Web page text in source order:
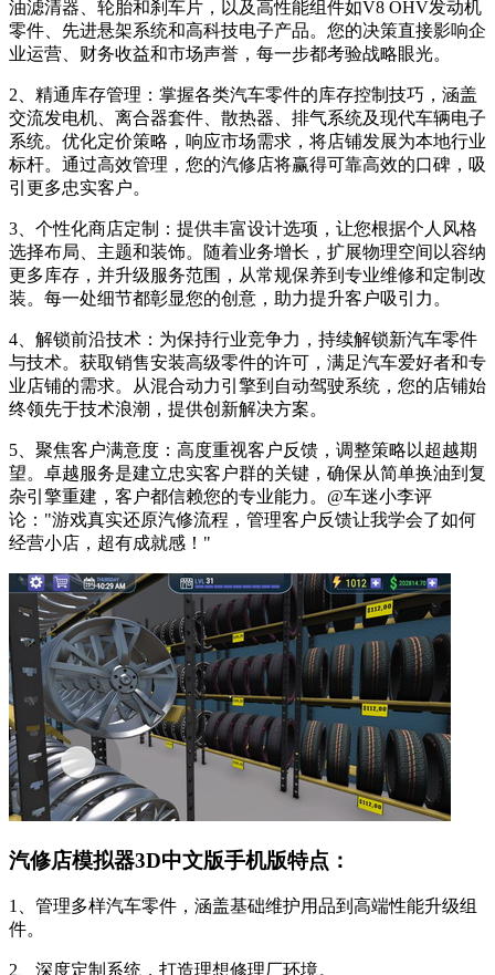
油滤清器、轮胎和刹车片，以及高性能组件如V8 OHV发动机
零件、先进悬架系统和高科技电子产品。您的决策直接影响企
业运营、财务收益和市场声誉，每一步都考验战略眼光。
2、精通库存管理：掌握各类汽车零件的库存控制技巧，涵盖
交流发电机、离合器套件、散热器、排气系统及现代车辆电子
系统。优化定价策略，响应市场需求，将店铺发展为本地行业
标杆。通过高效管理，您的汽修店将赢得可靠高效的口碑，吸
引更多忠实客户。
3、个性化商店定制：提供丰富设计选项，让您根据个人风格
选择布局、主题和装饰。随着业务增长，扩展物理空间以容纳
更多库存，并升级服务范围，从常规保养到专业维修和定制改
装。每一处细节都彰显您的创意，助力提升客户吸引力。
4、解锁前沿技术：为保持行业竞争力，持续解锁新汽车零件
与技术。获取销售安装高级零件的许可，满足汽车爱好者和专
业店铺的需求。从混合动力引擎到自动驾驶系统，您的店铺始
终领先于技术浪潮，提供创新解决方案。
5、聚焦客户满意度：高度重视客户反馈，调整策略以超越期
望。卓越服务是建立忠实客户群的关键，确保从简单换油到复
杂引擎重建，客户都信赖您的专业能力。@车迷小李评
论："游戏真实还原汽修流程，管理客户反馈让我学会了如何
经营小店，超有成就感！"
汽修店模拟器3D中文版手机版特点：
1、管理多样汽车零件，涵盖基础维护用品到高端性能升级组
件。
2、深度定制系统，打造理想修理厂环境。